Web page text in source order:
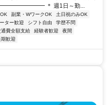
＊ 週1日～勤...
副業・WワークOK
土日祝のみOK
ター歓迎 シフト自由
学歴不問
通費全額支給 経験者歓迎
夜間
期歓迎